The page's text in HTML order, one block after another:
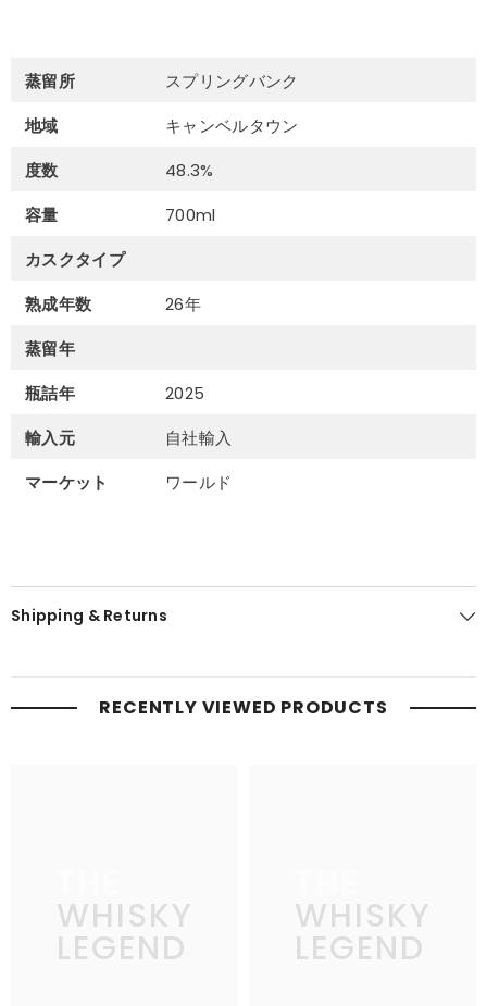
蒸留所
スプリングバンク
地域
キャンベルタウン
度数
48.3%
容量
700ml
カスクタイプ
熟成年数
26年
蒸留年
瓶詰年
2025
輸入元
自社輸入
マーケット
ワールド
Shipping & Returns
RECENTLY VIEWED PRODUCTS
WHISKY
LEGEND
WHISKY
LEGEND